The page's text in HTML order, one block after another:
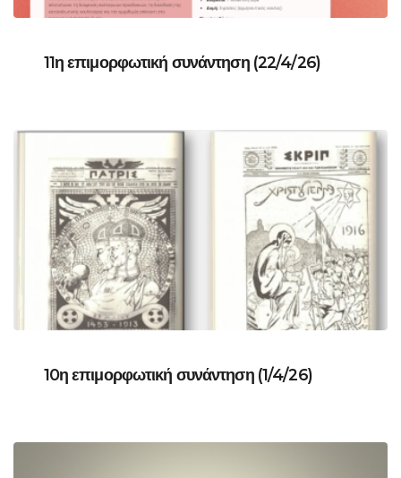
11η επιμορφωτική συνάντηση (22/4/26)
10η επιμορφωτική συνάντηση (1/4/26)